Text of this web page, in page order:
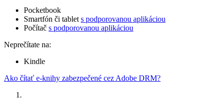
Pocketbook
Smartfón či tablet s podporovanou aplikáciou
Počítač s podporovanou aplikáciou
Neprečítate na:
Kindle
Ako čítať e-knihy zabezpečené cez Adobe DRM?